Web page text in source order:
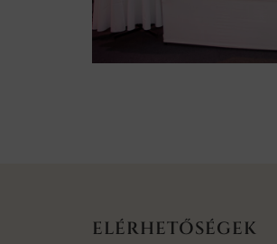
ELÉRHETŐSÉGEK